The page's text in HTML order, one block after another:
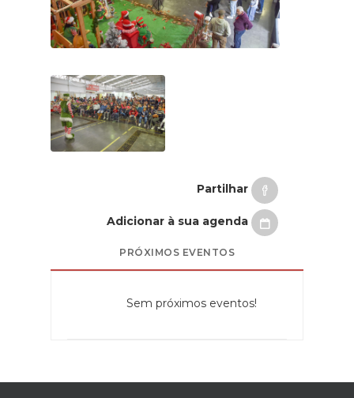
Partilhar
Adicionar à sua agenda
PRÓXIMOS EVENTOS
Sem próximos eventos!